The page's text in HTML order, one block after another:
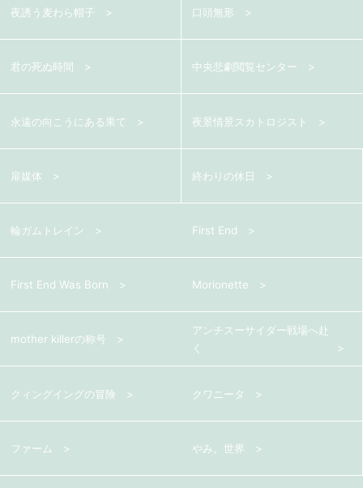
夜誘う麦わら帽子 口頭無形
君の死ぬ時間 中央悲劇閲覧センター
永遠の向こうにある果て 夜景情景スカトロジスト
扉媒体 終わりの休日
輪ガムトレイン First End
First End Was Born Morionette
mother killerの称号
アンチスーサイダー戦場へ赴
く
クィングイングの冒険 クワニータ
ファーム やみ。世界